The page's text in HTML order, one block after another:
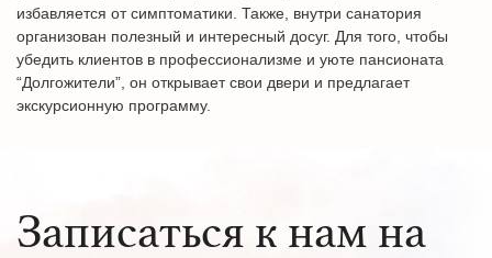
избавляется от симптоматики. Также, внутри санатория
организован полезный и интересный досуг. Для того, чтобы
убедить клиентов в профессионализме и уюте пансионата
“Долгожители”, он открывает свои двери и предлагает
экскурсионную программу.
Записаться к нам на